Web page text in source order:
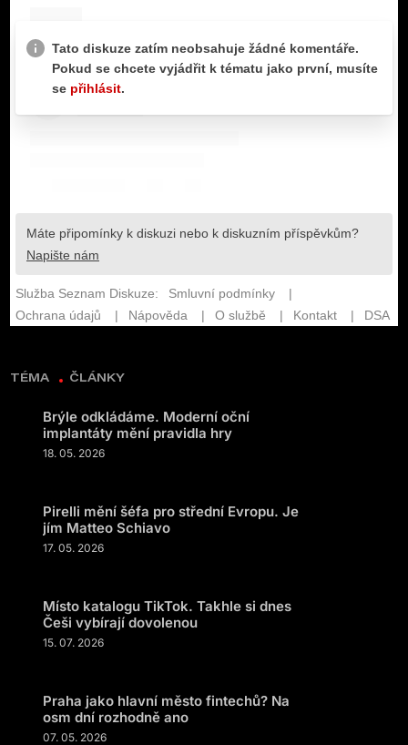
TÉMA ČLÁNKY
Brýle odkládáme. Moderní oční
implantáty mění pravidla hry
18. 05. 2026
Pirelli mění šéfa pro střední Evropu. Je
jím Matteo Schiavo
17. 05. 2026
Místo katalogu TikTok. Takhle si dnes
Češi vybírají dovolenou
15. 07. 2026
Praha jako hlavní město fintechů? Na
osm dní rozhodně ano
07. 05. 2026